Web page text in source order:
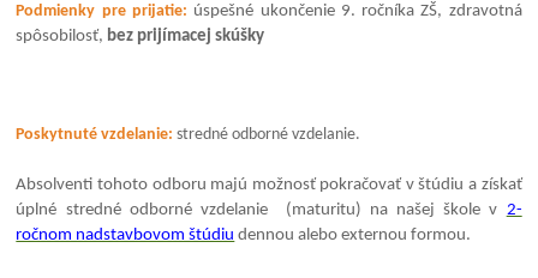
Podmienky pre prijatie: úspešné ukončenie 9. ročníka ZŠ, zdravotná
spôsobilosť, bez prijímacej skúšky
Poskytnuté vzdelanie: stredné odborné vzdelanie.
Absolventi tohoto odboru majú možnosť pokračovať v štúdiu a získať
úplné stredné odborné vzdelanie (maturitu) na našej škole v 2-
ročnom nadstavbovom štúdiu dennou alebo externou formou.